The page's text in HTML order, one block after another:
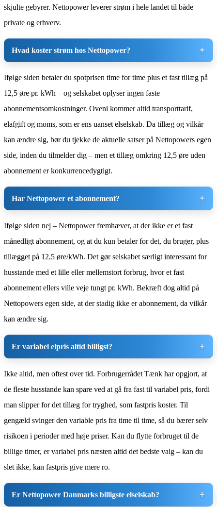
skjulte gebyrer. Nettopower leverer strøm i hele landet til både
private og erhverv.
Hvad koster strøm hos Nettopower?
Ifølge siden betaler du spotprisen time for time plus et fast tillæg på
12,5 øre pr. kWh – og selskabet oplyser ingen faste
abonnementsomkostninger. Oveni kommer altid transporttarif,
elafgift og moms, som er ens uanset elselskab. Da tillæg og vilkår
kan ændre sig, bør du tjekke de aktuelle satser på Nettopowers egen
side, inden du tilmelder dig – men et tillæg omkring 12,5 øre uden
abonnement er konkurrencedygtigt.
Har Nettopower et abonnement?
Ifølge siden nej – Nettopower fremhæver, at der ikke er et fast
månedligt abonnement, og at du kun betaler for det, du bruger, plus
tillægget på 12,5 øre/kWh. Det gør selskabet særligt interessant for
husstande med et lille eller mellemstort forbrug, hvor et fast
abonnement ellers ville veje tungt pr. kWh. Bekræft dog altid på
Nettopowers egen side, at der stadig ikke er abonnement, da vilkår
kan ændre sig.
Er variabel elpris altid billigst?
Ikke altid, men oftest over tid. Forbrugerrådet Tænk har opgjort, at
de fleste husstande kan spare ved at gå fra fast til variabel pris, fordi
man slipper for det tillæg for tryghed, som fastpris koster. Til
gengæld svinger den variable pris fra time til time, så du bærer selv
risikoen i perioder med høje priser. Kan du flytte forbruget til de
billige timer, er variabel pris næsten altid det bedste valg – kan du
slet ikke, kan fastpris give mere ro.
Er Nettopower Danmarks billigste elselskab?